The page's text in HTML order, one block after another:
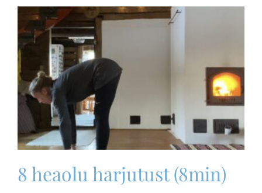
8 heaolu harjutust (8min)